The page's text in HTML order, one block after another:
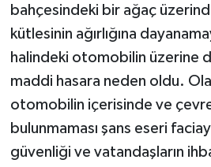
bahçesindeki bir ağaç
kütlesinin ağırlığına
halindeki otomobilin üzerine
maddi hasara neden oldu.
otomobilin içerisinde ve
bulunmaması şans eseri
güvenliği ve vatandaşların
MAGAZİN
Politika
Resmi İlan
Röportaj